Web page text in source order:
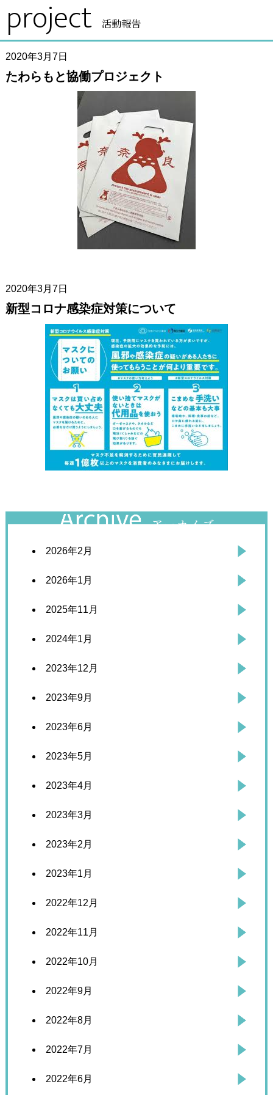
project 活動報告
2020年3月7日
たわらもと協働プロジェクト
2020年3月7日
新型コロナ感染症対策について
2026年2月
2026年1月
2025年11月
2024年1月
2023年12月
2023年9月
2023年6月
2023年5月
2023年4月
2023年3月
2023年2月
2023年1月
2022年12月
2022年11月
2022年10月
2022年9月
2022年8月
2022年7月
2022年6月